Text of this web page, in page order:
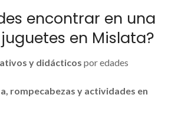
encontrar en una
en Mislata?
y didácticos por edades
rompecabezas y actividades en